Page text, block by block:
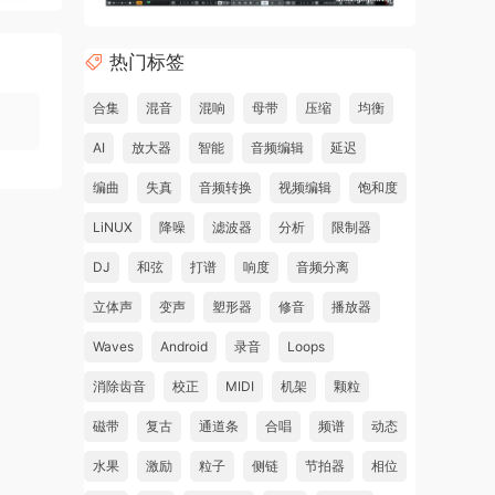
热门标签
合集 混音 混响 母带 压缩 均衡
AI 放大器 智能 音频编辑 延迟
编曲 失真 音频转换 视频编辑 饱和度
LiNUX 降噪 滤波器 分析 限制器
DJ 和弦 打谱 响度 音频分离
立体声 变声 塑形器 修音 播放器
Waves Android 录音 Loops
消除齿音 校正 MIDI 机架 颗粒
磁带 复古 通道条 合唱 频谱 动态
水果 激励 粒子 侧链 节拍器 相位